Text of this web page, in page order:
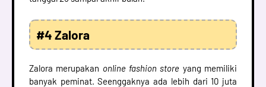
#4 Zalora
Zalora merupakan online fashion store yang memiliki
banyak peminat. Seenggaknya ada lebih dari 10 juta